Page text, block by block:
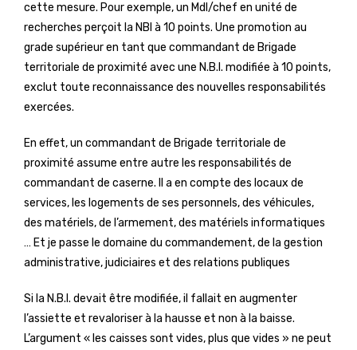
cette mesure. Pour exemple, un Mdl/chef en unité de
recherches perçoit la NBI à 10 points. Une promotion au
grade supérieur en tant que commandant de Brigade
territoriale de proximité avec une N.B.I. modifiée à 10 points,
exclut toute reconnaissance des nouvelles responsabilités
exercées.
En effet, un commandant de Brigade territoriale de
proximité assume entre autre les responsabilités de
commandant de caserne. Il a en compte des locaux de
services, les logements de ses personnels, des véhicules,
des matériels, de l’armement, des matériels informatiques
… Et je passe le domaine du commandement, de la gestion
administrative, judiciaires et des relations publiques
Si la N.B.I. devait être modifiée, il fallait en augmenter
l’assiette et revaloriser à la hausse et non à la baisse.
L’argument « les caisses sont vides, plus que vides » ne peut